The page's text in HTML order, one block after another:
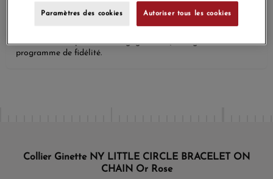
En achetant ce produit vous gagnerez13,50 €grâce à notre
programme de fidélité.
Collier Ginette NY LITTLE CIRCLE BRACELET ON
CHAIN Or Rose
Paramètres des cookies Autoriser tous les cookies